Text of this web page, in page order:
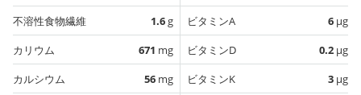
不溶性食物繊維
1.6g
カリウム
671 mg
カルシウム
56 mg
ビタミンA
6 µg
ビタミンD
0.2 µg
ビタミンK
3 µg